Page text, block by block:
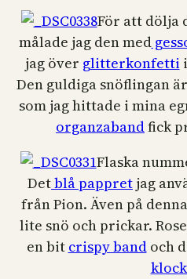
För att dölja
målade jag den med
jag över glitterkonfetti
Den guldiga snöflingan
som jag hittade i mina
organzabandfick
Flaska
Detblå pappret jag
från Pion. Även på
lite snö och prickar.
en bit crispy bandoch